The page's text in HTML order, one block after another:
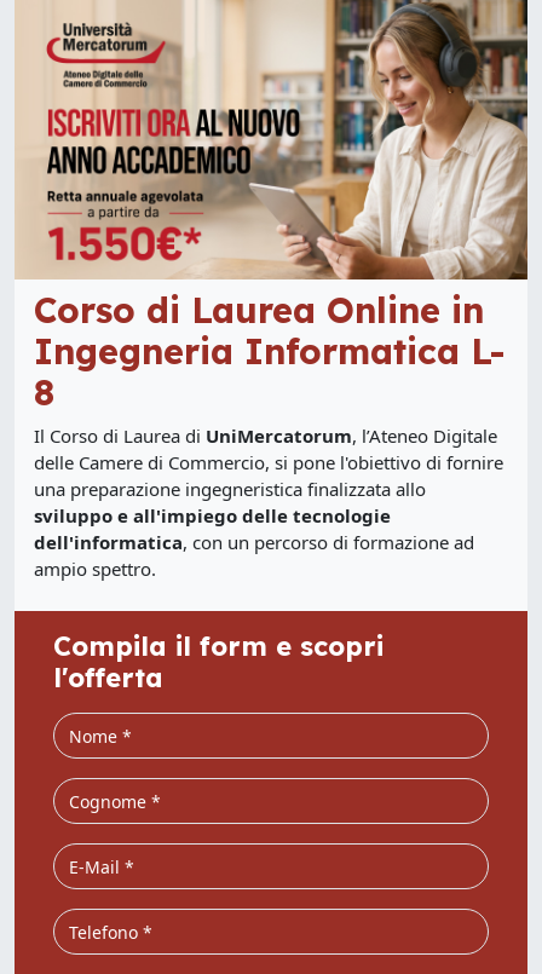
Corso di Laurea Online in
Ingegneria Informatica L-
8
Il Corso di Laurea di UniMercatorum, l’Ateneo Digitale
delle Camere di Commercio, si pone l'obiettivo di fornire
una preparazione ingegneristica finalizzata allo
sviluppo e all'impiego delle tecnologie
dell'informatica, con un percorso di formazione ad
ampio spettro.
Compila il form e scopri
l'offerta